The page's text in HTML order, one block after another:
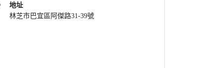
地址
林芝市巴宜區阿傑路31-39號